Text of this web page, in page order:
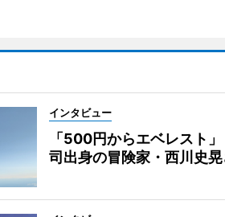
インタビュー
「500円からエベレスト
司出身の冒険家・西川史晃